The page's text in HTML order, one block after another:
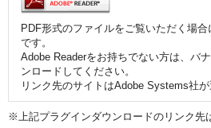
PDF形式のファイルをご覧いただく場
です。
Adobe Readerをお持ちでない方は、バ
ンロードしてください。
リンク先のサイトはAdobe Systems社が
※上記プラグインダウンロードのリンク先